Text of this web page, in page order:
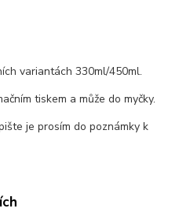
variantách 330ml/450ml.
tiskem a může do myčky.
je prosím do poznámky k